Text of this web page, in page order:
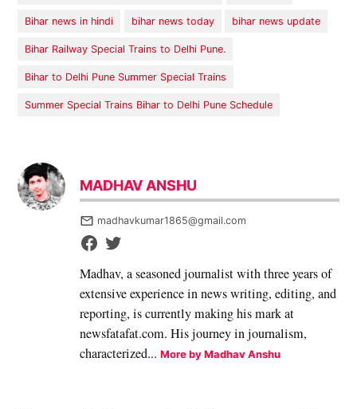
Bihar news in hindi bihar news today bihar news update
Bihar Railway Special Trains to Delhi Pune.
Bihar to Delhi Pune Summer Special Trains
Summer Special Trains Bihar to Delhi Pune Schedule
MADHAV ANSHU
madhavkumar1865@gmail.com
Madhav, a seasoned journalist with three years of
extensive experience in news writing, editing, and
reporting, is currently making his mark at
newsfatafat.com. His journey in journalism,
characterized...More by Madhav Anshu